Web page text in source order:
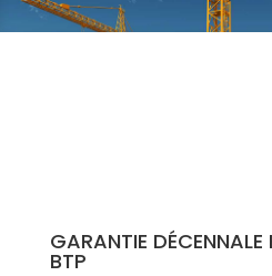
GARANTIE DÉCENNALE
BTP